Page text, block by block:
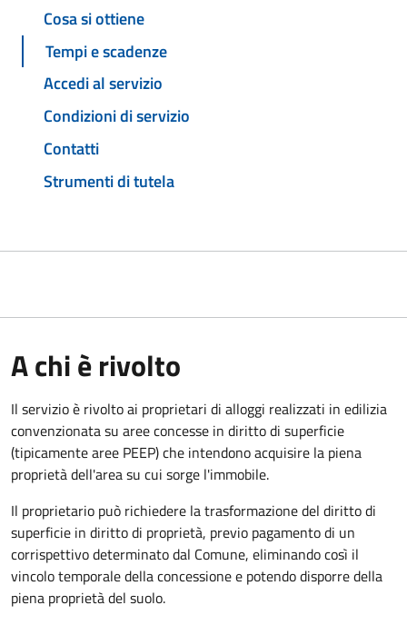
Cosa si ottiene
Tempi e scadenze
Accedi al servizio
Condizioni di servizio
Contatti
Strumenti di tutela
A chi è rivolto
Il servizio è rivolto ai proprietari di alloggi realizzati in edilizia
convenzionata su aree concesse in diritto di superficie
(tipicamente aree PEEP) che intendono acquisire la piena
proprietà dell'area su cui sorge l'immobile.
Il proprietario può richiedere la trasformazione del diritto di
superficie in diritto di proprietà, previo pagamento di un
corrispettivo determinato dal Comune, eliminando così il
vincolo temporale della concessione e potendo disporre della
piena proprietà del suolo.